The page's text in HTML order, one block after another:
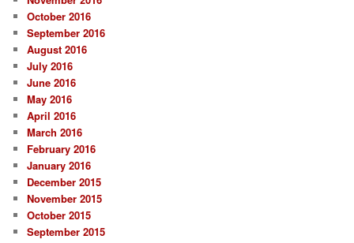
October 2016
September 2016
August 2016
July 2016
June 2016
May 2016
April 2016
March 2016
February 2016
January 2016
December 2015
November 2015
October 2015
September 2015